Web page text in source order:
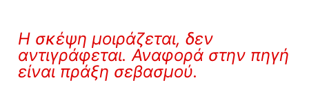
Η σκέψη μοιράζεται, δεν
αντιγράφεται. Αναφορά στην πηγή
είναι πράξη σεβασμού.